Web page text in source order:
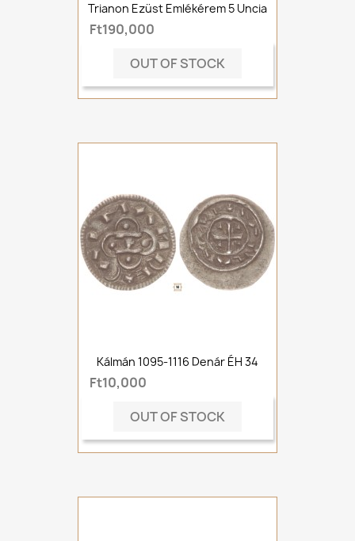
Trianon Ezüst Emlékérem 5 Uncia
Ft190,000
OUT OF STOCK
Kálmán 1095-1116 Denár ÉH 34
Ft10,000
OUT OF STOCK